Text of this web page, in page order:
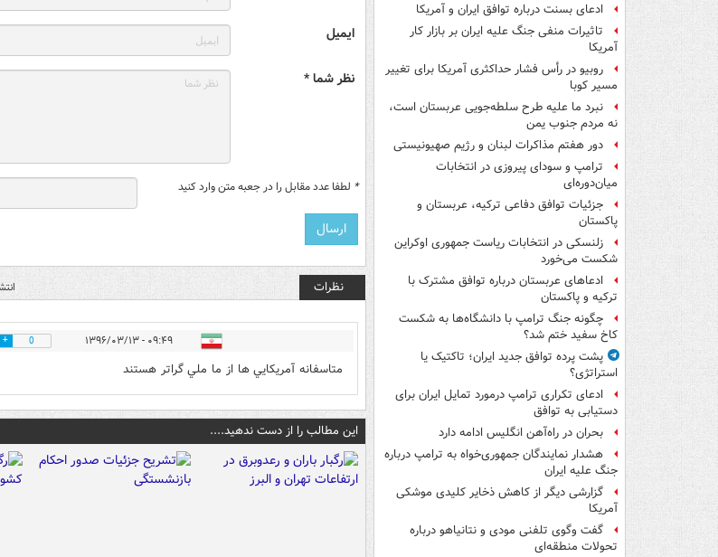
ادعای بسنت درباره توافق ایران و آمریکا
تاثیرات منفی جنگ علیه ایران بر بازار کار
آمریکا
روبیو در رأس فشار حداکثری آمریکا برای تغییر
مسیر کوبا
نبرد ما علیه طرح سلطه‌جویی عربستان است،
نه مردم جنوب یمن
دور هفتم مذاکرات لبنان و رژیم صهیونیستی
ترامپ و سودای پیروزی در انتخابات
میان‌دوره‌ای
جزئیات توافق دفاعی ترکیه، عربستان و
پاکستان
زلنسکی در انتخابات ریاست جمهوری اوکراین
شکست می‌خورد
ادعاهای عربستان درباره توافق مشترک با
ترکیه و پاکستان
چگونه جنگ ترامپ با دانشگاه‌ها به شکست
کاخ سفید ختم شد؟
پشت پرده توافق جدید ایران؛ تاکتیک یا
استراتژی؟
ادعای تکراری ترامپ درمورد تمایل ایران برای
دستیابی به توافق
بحران در راه‌آهن انگلیس ادامه دارد
هشدار نمایندگان جمهوری‌خواه به ترامپ درباره
جنگ علیه ایران
گزارشی دیگر از کاهش ذخایر کلیدی موشکی
آمریکا
گفت وگوی تلفنی مودی و نتانیاهو درباره
تحولات منطقه‌ای
ایمیل
نظر شما *
* لطفا عدد مقابل را در جعبه متن وارد کنید
نظرات
۰۹:۴۹ - ۱۳۹۶/۰۳/۱۳ 0
متاسفانه آمريكايي ها از ما ملي گراتر هستند
این مطالب را از دست ندهید....